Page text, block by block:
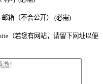
箱（不会公开） (必需)
（若您有网站，请留下网址以便